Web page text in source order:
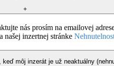
+
nás prosím na emailovej
našej inzertnej stránke
môj inzerát je už neaktuálny